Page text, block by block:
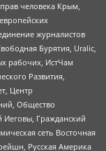
человека Крым,
журналистов
Бурятия, Uralic,
рабочих, ИстЧам
Развития,
Центр
Общество
Иеговы, Гражданский
сеть Восточная
Русская Америка